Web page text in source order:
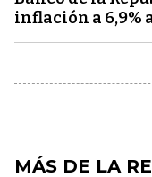
inflación a 6,9%
MÁS DE LA